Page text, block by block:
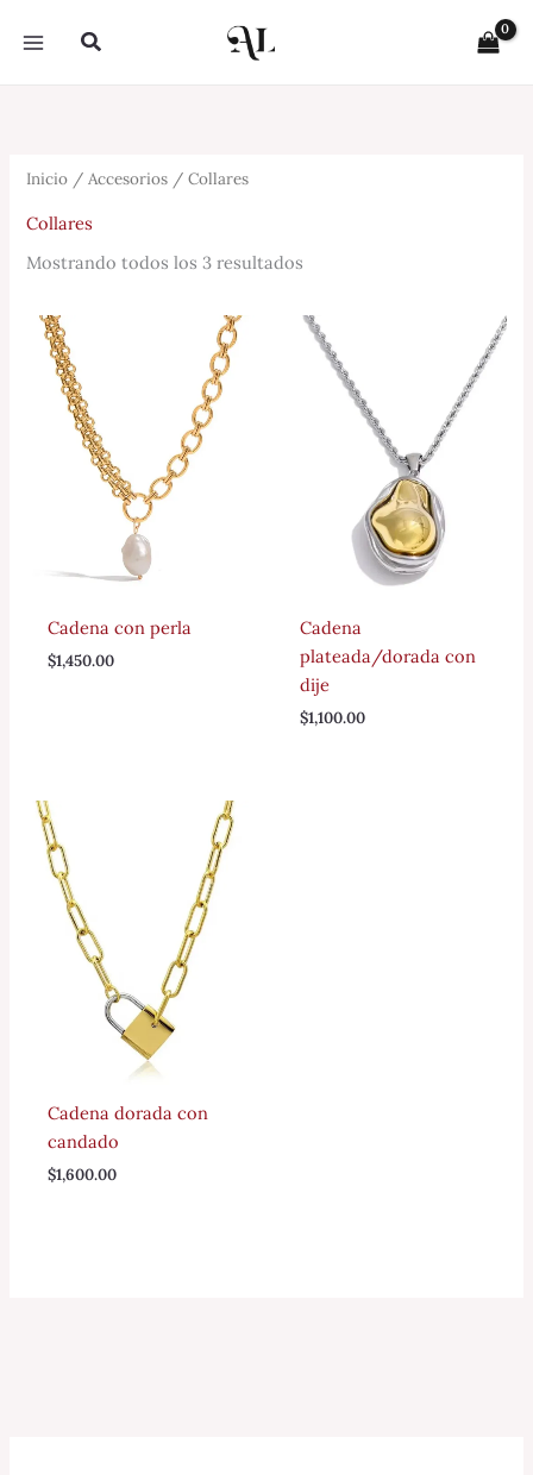
Buscar
Inicio /Accesorios / Collares
Collares
Mostrando todos los 3 resultados
Cadena con perla
$1,450.00
Cadena
plateada/dorada con
dije
$1,100.00
Cadena dorada con
candado
$1,600.00